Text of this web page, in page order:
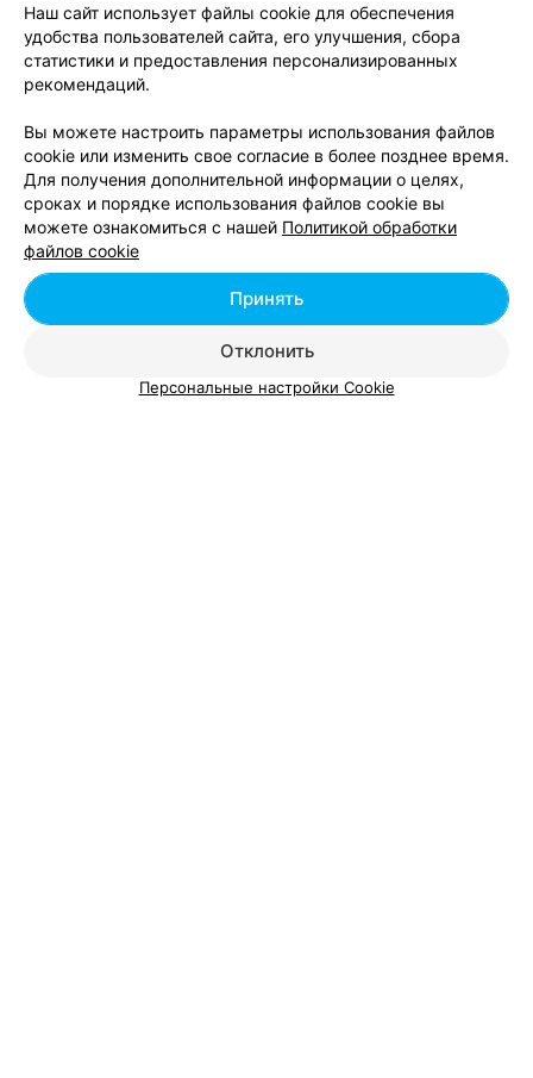
ЭФФЕКТИВНАЯ РЕКЛАМА НА САЙТЕ
АВТОМОЙКА
Воскан
Минск, ул. Я. Коласа, 73 до 21:00
Наш сайт использует файлы cookie для обеспечения
удобства пользователей сайта, его улучшения, сбора
статистики и предоставления персонализированных
рекомендаций.
Вы можете настроить параметры использования файлов
cookie или изменить свое согласие в более позднее время.
Для получения дополнительной информации о целях,
сроках и порядке использования файлов cookie вы
можете ознакомиться с нашей Политикой обработки
файлов cookie
Отклонить
Принять
Персональные настройки Cookie